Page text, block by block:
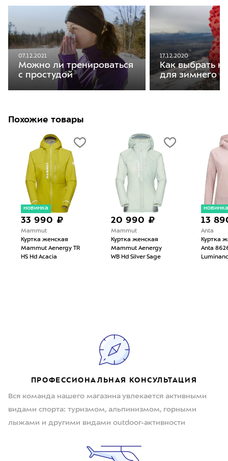
07.12.2021
Можно ли тренироваться
с простудой
17.12.2020
Как выбрать
для зимнего
Похожие товары
новинка
33 990 ₽
Mammut
Куртка женская
Mammut Aenergy TR
HS Hd Acacia
20 990 ₽
Mammut
Куртка женская
Mammut Aenergy
WB Hd Silver Sage
новинка
13
Anta
Куртка
Anta
ПРОФЕССИОНАЛЬНАЯ КОНСУЛЬТАЦИЯ
Вся команда нашего магазина увлекается активными
видами спорта: туризмом, альпинизмом, горными
лыжами и другими видами outdoor-активности